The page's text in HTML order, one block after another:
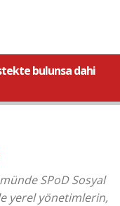
bulunsa dahi
SPoD Sosyal
yerel yönetimlerin,